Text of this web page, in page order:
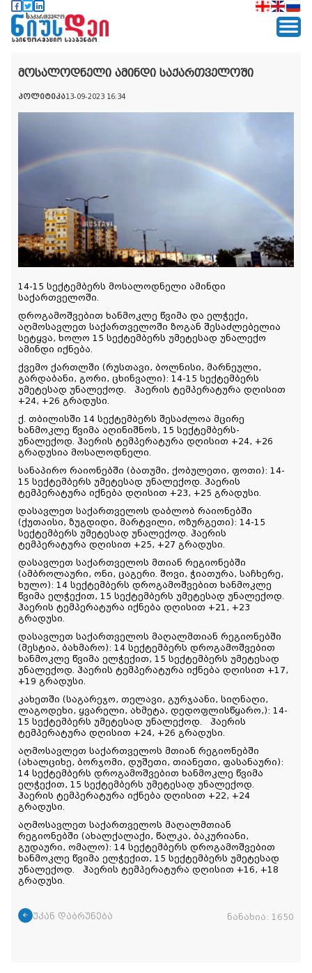
მოსალოდნელი ამინდი საქართველოში
პოლიტიკა13-09-2023 16:34
14-15 სექტემბერს მოსალოდნელი ამინდი
საქართველოში.
დროგამოშვებით ხანმოკლე წვიმა და ელჭექი,
აღმოსავლეთ საქართველოში ზოგან შესაძლებელია
სეტყვა, ხოლო 15 სექტემბერს უმეტესად უნალექო
ამინდი იქნება.
ქვემო ქართლში (რუსთავი, ბოლნისი, მარნეული,
გარდაბანი, გორი, ცხინვალი): 14-15 სექტემბერს
უმეტესად უნალექოდ. ჰაერის ტემპერატურა დღისით
+24, +26 გრადუსი.
ქ. თბილისში 14 სექტემბერს შესაძლოა მცირე
ხანმოკლე წვიმა აღინიშნოს, 15 სექტემბერს-
უნალექოდ. ჰაერის ტემპერატურა დღისით +24, +26
გრადუსია მოსალოდნელი.
სანაპირო რაიონებში (ბათუმი, ქობულეთი, ფოთი): 14-
15 სექტემბერს უმეტესად უნალექოდ. ჰაერის
ტემპერატურა იქნება დღისით +23, +25 გრადუსი.
დასავლეთ საქართველოს დაბლობ რაიონებში
(ქუთაისი, ზუგდიდი, მარტვილი, ოზურგეთი): 14-15
სექტემბერს უმეტესად უნალექოდ. ჰაერის
ტემპერატურა დღისით +25, +27 გრადუსი.
დასავლეთ საქართველოს მთიან რეგიონებში
(ამბროლაური, ონი, ცაგერი. შოვი, ჭიათურა, საჩხერე,
ხულო): 14 სექტემბერს დროგამოშვებით ხანმოკლე
წვიმა ელჭექით, 15 სექტემბერს უმეტესად უნალექოდ.
ჰაერის ტემპერატურა იქნება დღისით +21, +23
გრადუსი.
დასავლეთ საქართველოს მაღალმთიან რეგიონებში
(მესტია, ბახმარო): 14 სექტემბერს დროგამოშვებით
ხანმოკლე წვიმა ელჭექით, 15 სექტემბერს უმეტესად
უნალექოდ. ჰაერის ტემპერატურა იქნება დღისით +17,
+19 გრადუსი.
კახეთში (საგარეჯო, თელავი, გურჯაანი, სიღნაღი,
ლაგოდეხი, ყვარელი, ახმეტა, დედოფლისწყარო,): 14-
15 სექტემბერს უმეტესად უნალექოდ. ჰაერის
ტემპერატურა დღისით +24, +26 გრადუსი.
აღმოსავლეთ საქართველოს მთიან რეგიონებში
(ახალციხე, ბორჯომი, დუშეთი, თიანეთი, ფასანაური):
14 სექტემბერს დროგამოშვებით ხანმოკლე წვიმა
ელჭექით, 15 სექტემბერს უმეტესად უნალექოდ.
ჰაერის ტემპერატურა იქნება დღისით +22, +24
გრადუსი.
აღმოსავლეთ საქართველოს მაღალმთიან
რეგიონებში (ახალქალაქი, წალკა, ბაკურიანი,
გუდაური, ომალო): 14 სექტემბერს დროგამოშვებით
ხანმოკლე წვიმა ელჭექით, 15 სექტემბერს უმეტესად
უნალექოდ. ჰაერის ტემპერატურა დღისით +16, +18
გრადუსი.
უკან დაბრუნება ნანახია: 1650